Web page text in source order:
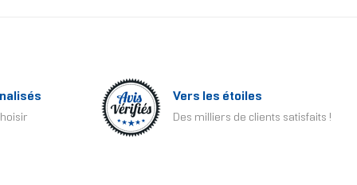
Vers les étoiles
Des milliers de clients satisfaits !